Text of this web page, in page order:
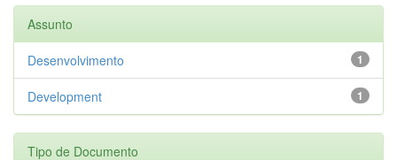
Assunto
1
Desenvolvimento
1
Development
Tipo de Documento